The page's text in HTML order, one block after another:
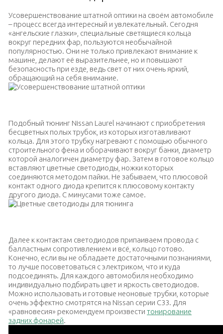
Усовершенствование штатной оптики на своём автомобиле
– процесс всегда интересный и увлекательный. Сегодня
«ангельские глазки», специальные светящиеся кольца
вокруг передних фар, пользуются необычайной
популярностью. Они не только привлекают внимание к
машине, делают её выразительнее, но и повышают
безопасность при езде, ведь свет от них очень яркий,
обращающий на себя внимание.
Подобный тюнинг Nissan Laurel начинают с приобретения
бесцветных полых трубок, из которых изготавливают
кольца. Для этого трубку нагревают с помощью обычного
строительного фена и оборачивают вокруг банки, диаметр
которой аналогичен диаметру фар. Затем в готовое кольцо
вставляют цветные светодиоды, ножки которых
соединяются методом пайки. Не забываем, что плюсовой
контакт одного диода крепится к плюсовому контакту
другого диода. С минусами тоже самое.
Далее к контактам светодиодов припаиваем провода с
балластным сопротивлением и всё, кольцо готово.
Конечно, если вы не обладаете достаточными познаниями,
то лучше посоветоваться с электриком, что и куда
подсоединять. Для каждого автомобиля необходимо
индивидуально подбирать цвет и яркость светодиодов.
Можно использовать и готовые неоновые трубки, которые
очень эффектно смотрятся на Nissan серии C33. Для
«равновесия» рекомендуем произвести тонирование
задних фонарей.